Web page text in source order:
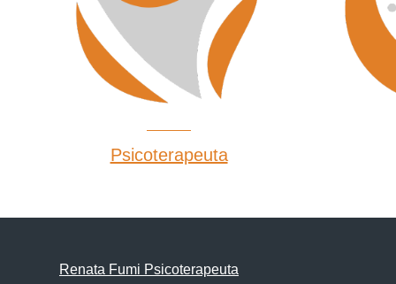
Psicoterapeuta
Renata Fumi Psicoterapeuta